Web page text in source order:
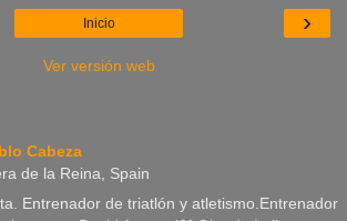
›
Inicio
Ver versión web
Cabeza
de la Reina, Spain
Entrenador de triatlón y atletismo.Entrenador